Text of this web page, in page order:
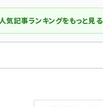
気記事ランキングをもっと見る